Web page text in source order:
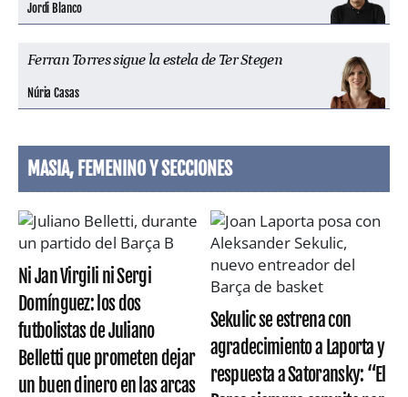
Jordi Blanco
Ferran Torres sigue la estela de Ter Stegen
Núria Casas
MASIA, FEMENINO Y SECCIONES
Ni Jan Virgili ni Sergi
Domínguez: los dos
futbolistas de Juliano
Belletti que prometen dejar
un buen dinero en las arcas
Sekulic se estrena con
agradecimiento a Laporta y
respuesta a Satoransky: “El